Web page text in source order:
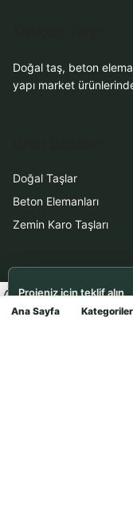
Ana Sayfa Kategoriler
Doğal taş, beton
yapı market
Doğal Taşlar
Beton Elemanları
Zemin Karo Taşları
Hizmetler
Uygulama
Projeniz için teklif alın